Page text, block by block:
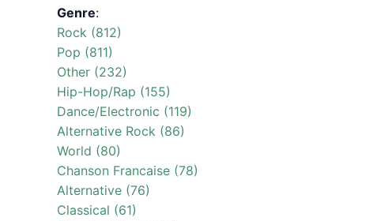
Genre:
Rock (812)
Pop (811)
Other (232)
Hip-Hop/Rap (155)
Dance/Electronic (119)
Alternative Rock (86)
World (80)
Chanson Francaise (78)
Alternative (76)
Classical (61)